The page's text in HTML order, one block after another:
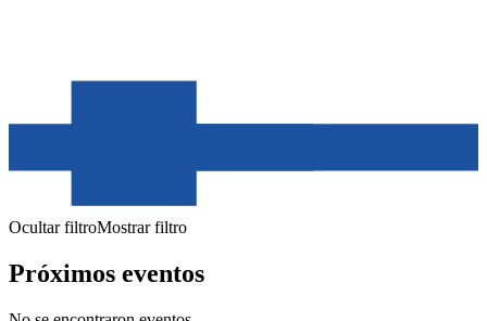
Ocultar filtroMostrar filtro
Próximos eventos